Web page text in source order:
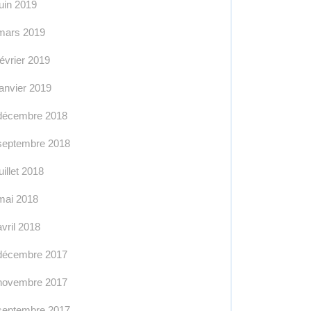
2019
2019
2019
2019
2018
2018
2018
2018
2018
2017
2017